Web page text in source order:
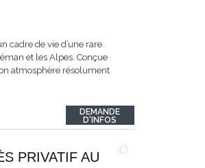
cadre de vie d’une rare
et les Alpes. Conçue
atmosphère résolument
DEMANDE
D'INFOS
PRIVATIF AU